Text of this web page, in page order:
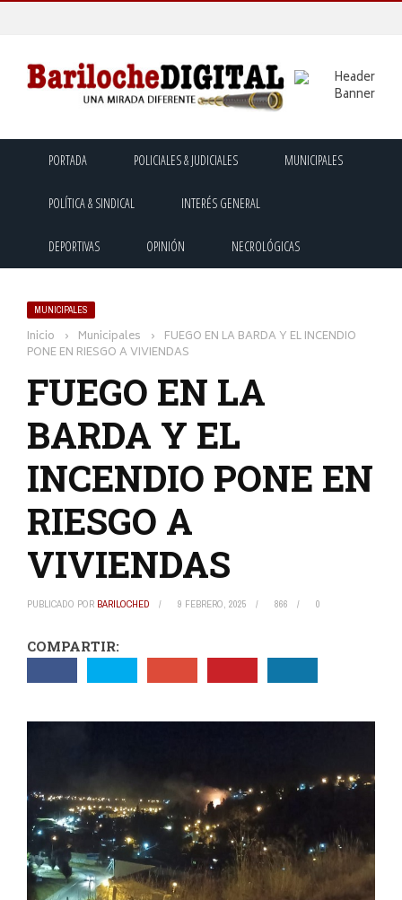
PORTADA POLICIALES & JUDICIALES MUNICIPALES
POLÍTICA & SINDICAL INTERÉS GENERAL
DEPORTIVAS OPINIÓN NECROLÓGICAS
MUNICIPALES
Inicio › Municipales › FUEGO EN LA BARDA Y EL INCENDIO
PONE EN RIESGO A VIVIENDAS
FUEGO EN LA
BARDA Y EL
INCENDIO PONE EN
RIESGO A
VIVIENDAS
PUBLICADO POR BARILOCHED 9 FEBRERO, 2025 866 0
COMPARTIR: